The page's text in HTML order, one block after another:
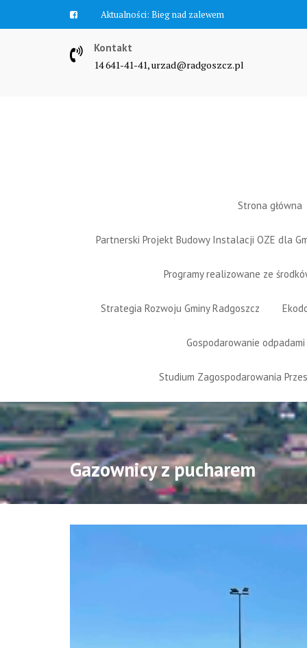
Aktualności: Zawyją syreny
Kontakt
14 641-41-41, urzad@radgoszcz.pl
Strona główna
Partnerski Projekt Budowy Instalacji OZE dla
Programy realizowane ze
Strategia Rozwoju Gminy Radgoszcz
Gospodarowanie odpadami
Studium Zagospodarowania
Gazownicy z pucharem